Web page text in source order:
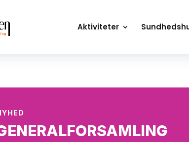
Aktiviteter